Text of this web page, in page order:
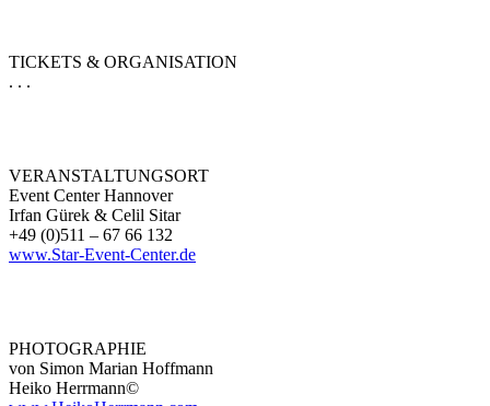
TICKETS & ORGANISATION
. . .
VERANSTALTUNGSORT
Event Center Hannover
Irfan Gürek & Celil Sitar
+49 (0)511 – 67 66 132
www.Star-Event-Center.de
PHOTOGRAPHIE
von Simon Marian Hoffmann
Heiko Herrmann©